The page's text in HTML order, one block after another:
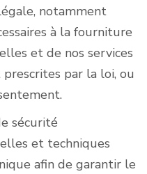
notamment
à la fourniture
et de nos services
par la loi, ou
sécurité
et techniques
afin de garantir le